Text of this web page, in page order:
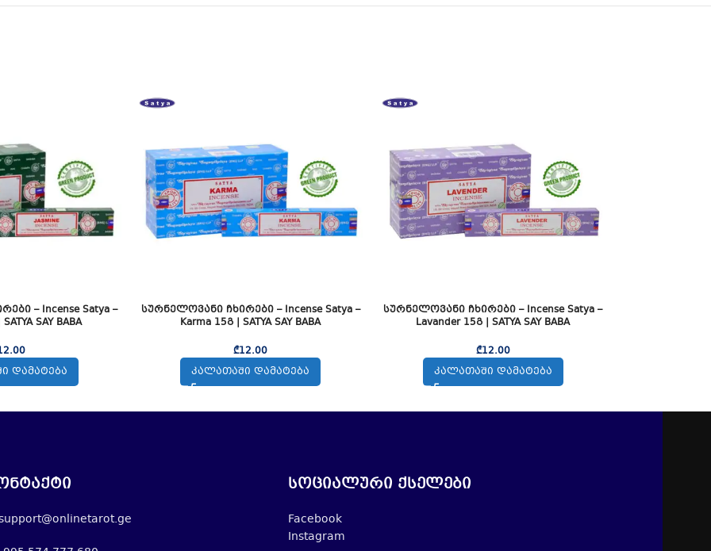
– Incense Satya –
SAY BABA
ᲓᲐᲛᲐᲢᲔᲑᲐ
სურნელოვანი ჩხირები – Incense Satya –
Karma 15გ | SATYA SAY BABA
₾12.00
ᲙᲐᲚᲐᲗᲐᲨᲘ ᲓᲐᲛᲐᲢᲔᲑᲐ
სურნელოვანი ჩხირები – Incense Satya –
Lavander 15გ | SATYA SAY BABA
₾12.00
ᲙᲐᲚᲐᲗᲐᲨᲘ ᲓᲐᲛᲐᲢᲔᲑᲐ
სოციალური ქსელები
Facebook
Instagram